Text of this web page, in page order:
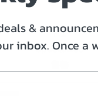
P.1
Specialized
&
inbox. Once a